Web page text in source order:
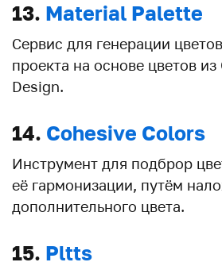
13. Material Palette
Сервис для генерации
проекта на основе цветов
Design.
14. Сohesive Сolors
Инструмент для подброр
её гармонизации, путём
дополнительного цвета.
15. Pltts